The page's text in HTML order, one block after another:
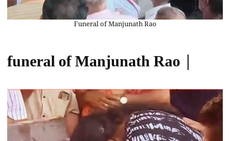
Funeral of Manjunath Rao
funeral of Manjunath Rao |